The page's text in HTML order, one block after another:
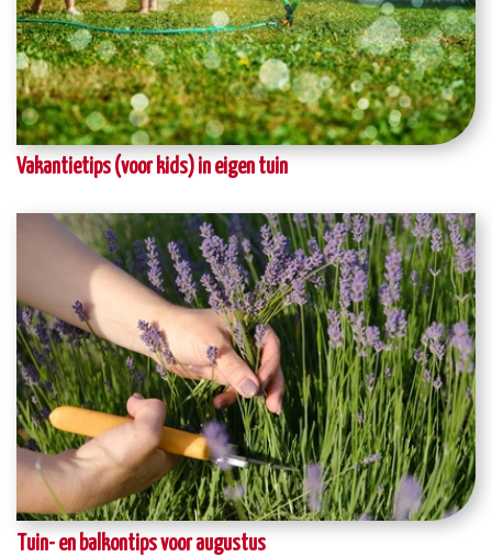
Vakantietips (voor kids) in eigen tuin
Tuin- en balkontips voor augustus